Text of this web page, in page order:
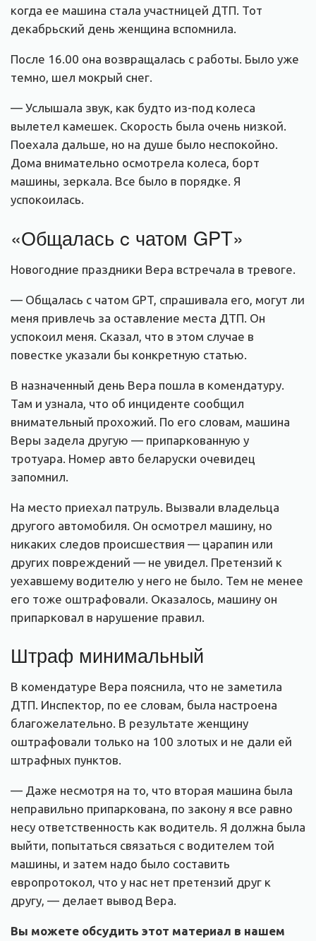
когда ее машина стала участницей ДТП. Тот
декабрьский день женщина вспомнила.
После 16.00 она возвращалась с работы. Было уже
темно, шел мокрый снег.
— Услышала звук, как будто из-под колеса
вылетел камешек. Скорость была очень низкой.
Поехала дальше, но на душе было неспокойно.
Дома внимательно осмотрела колеса, борт
машины, зеркала. Все было в порядке. Я
успокоилась.
«Общалась c чатом GPT»
Новогодние праздники Вера встречала в тревоге.
— Общалась c чатом GPT, спрашивала его, могут ли
меня привлечь за оставление места ДТП. Он
успокоил меня. Сказал, что в этом случае в
повестке указали бы конкретную статью.
В назначенный день Вера пошла в комендатуру.
Там и узнала, что об инциденте сообщил
внимательный прохожий. По его словам, машина
Веры задела другую — припаркованную у
тротуара. Номер авто беларуски очевидец
запомнил.
На место приехал патруль. Вызвали владельца
другого автомобиля. Он осмотрел машину, но
никаких следов происшествия — царапин или
других повреждений — не увидел. Претензий к
уехавшему водителю у него не было. Тем не менее
его тоже оштрафовали. Оказалось, машину он
припарковал в нарушение правил.
Штраф минимальный
В комендатуре Вера пояснила, что не заметила
ДТП. Инспектор, по ее словам, была настроена
благожелательно. В результате женщину
оштрафовали только на 100 злотых и не дали ей
штрафных пунктов.
— Даже несмотря на то, что вторая машина была
неправильно припаркована, по закону я все равно
несу ответственность как водитель. Я должна была
выйти, попытаться связаться с водителем той
машины, и затем надо было составить
европротокол, что у нас нет претензий друг к
другу, — делает вывод Вера.
Вы можете обсудить этот материал в нашем